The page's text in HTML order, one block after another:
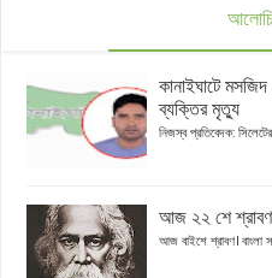
কানাইঘাটে
ব্যক্তির মৃত্যু
নিজস্ব প্রতিবেদক:
আজ ২২ শে শ্রাবণ-
আজ বাইশে শ্রাবণ। বাংলা